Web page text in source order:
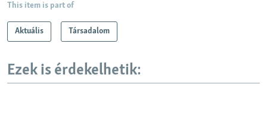
This item is part of
Aktuális Társadalom
Ezek is érdekelhetik: